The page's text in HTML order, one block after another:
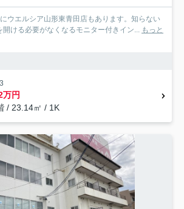
ウエルシア山形東青田店もあります。知らない
開ける必要がなくなるモニター付きイン... もっと
万円
/ 23.14㎡ / 1K